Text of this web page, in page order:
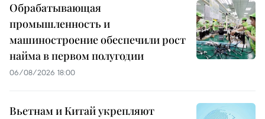
Обрабатывающая
промышленность и
машиностроение обеспечили рост
найма в первом полугодии
06/08/2026 18:00
Вьетнам и Китай укрепляют